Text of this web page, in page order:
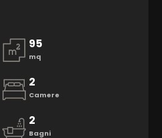
95
mq
2
Camere
2
Bagni